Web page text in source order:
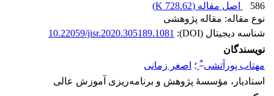
586
اصل مقاله (728.62 K
)
نوع مقاله: مقاله پژوهشی
شناسه دیجیتال (DOI):
10.22059/jisr.2020.305189.1081
نویسندگان
مهتاب پورآتشی* ؛ اصغر زمانی
استادیار، مؤسسۀ پژوهش و برنامه‌ریزی آموزش عالی